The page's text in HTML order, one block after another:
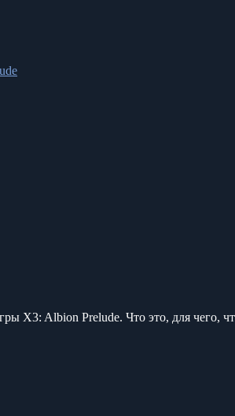
X3: Albion Prelude. Что это, для чего,